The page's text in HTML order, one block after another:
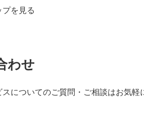
を見る
わせ
についてのご質問・ご相談はお気軽